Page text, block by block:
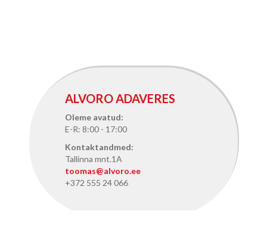
ALVORO ADAVERES
Oleme avatud:
E-R: 8:00 - 17:00
Kontaktandmed:
Tallinna mnt.1A
toomas@alvoro.ee
+372 555 24 066